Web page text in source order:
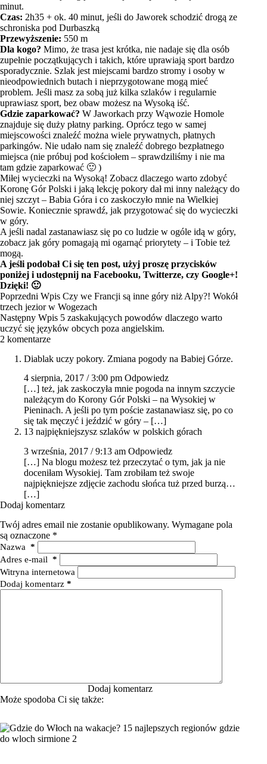
minut.
Czas: 2h35 + ok. 40 minut, jeśli do Jaworek schodzić drogą ze
schroniska pod Durbaszką
Przewyższenie: 550 m
Dla kogo? Mimo, że trasa jest krótka, nie nadaje się dla osób
zupełnie początkujących i takich, które uprawiają sport bardzo
sporadycznie. Szlak jest miejscami bardzo stromy i osoby w
nieodpowiednich butach i nieprzygotowane mogą mieć
problem. Jeśli masz za sobą już kilka szlaków i regularnie
uprawiasz sport, bez obaw możesz na Wysoką iść.
Gdzie zaparkować? W Jaworkach przy Wąwozie Homole
znajduje się duży płatny parking. Oprócz tego w samej
miejscowości znaleźć można wiele prywatnych, płatnych
parkingów. Nie udało nam się znaleźć dobrego bezpłatnego
miejsca (nie próbuj pod kościołem – sprawdziliśmy i nie ma
tam gdzie zaparkować 🙂 )
Miłej wycieczki na Wysoką! Zobacz dlaczego warto zdobyć
Koronę Gór Polski i jaką lekcję pokory dał mi inny należący do
niej szczyt – Babia Góra i co zaskoczyło mnie na Wielkiej
Sowie. Koniecznie sprawdź, jak przygotować się do wycieczki
w góry.
A jeśli nadal zastanawiasz się po co ludzie w ogóle idą w góry,
zobacz jak góry pomagają mi ogarnąć priorytety – i Tobie też
mogą.
A jeśli podobał Ci się ten post, użyj proszę przycisków
poniżej i udostępnij na Facebooku, Twitterze, czy Google+!
Dzięki! 🙂
Poprzedni Wpis Czy we Francji są inne góry niż Alpy?! Wokół
trzech jezior w Wogezach
Następny Wpis 5 zaskakujących powodów dlaczego warto
uczyć się języków obcych poza angielskim.
2 komentarze
Diablak uczy pokory. Zmiana pogody na Babiej Górze.
4 sierpnia, 2017 / 3:00 pm Odpowiedz
[…] też, jak zaskoczyła mnie pogoda na innym szczycie
należącym do Korony Gór Polski – na Wysokiej w
Pieninach. A jeśli po tym poście zastanawiasz się, po co
się tak męczyć i jeździć w góry – […]
13 najpiękniejszysz szlaków w polskich górach
3 września, 2017 / 9:13 am Odpowiedz
[…] Na blogu możesz też przeczytać o tym, jak ja nie
doceniłam Wysokiej. Tam zrobiłam też swoje
najpiękniejsze zdjęcie zachodu słońca tuż przed burzą…
[…]
Dodaj komentarz
Twój adres email nie zostanie opublikowany. Wymagane pola
są oznaczone *
Nazwa *
Adres e-mail *
Witryna internetowa
Dodaj komentarz *
Dodaj komentarz
Może spodoba Ci się także: